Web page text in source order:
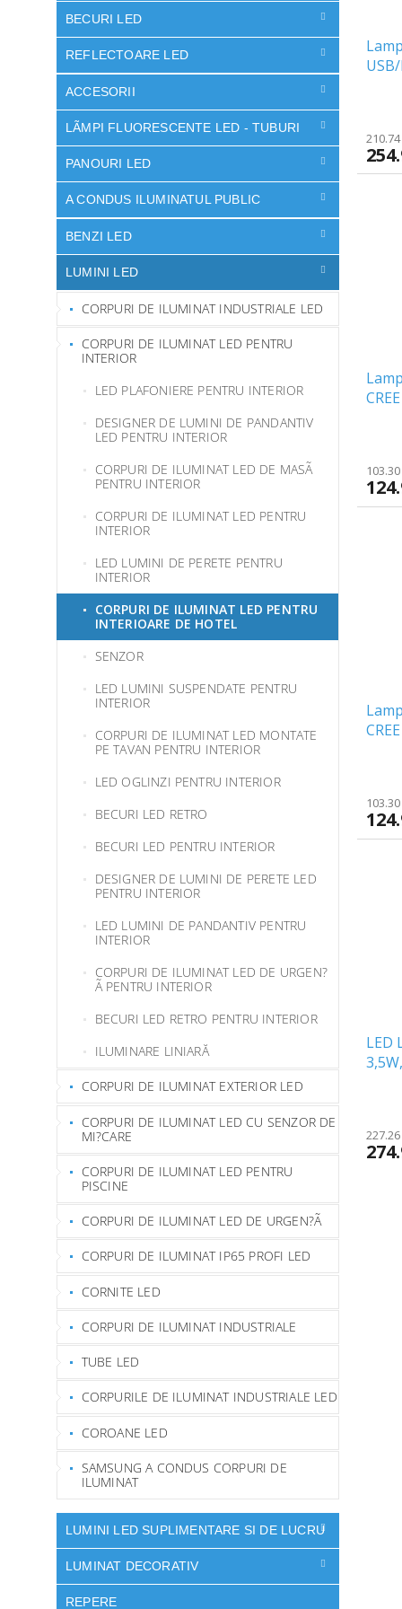
BECURI LED
REFLECTOARE LED
ACCESORII
LÃMPI FLUORESCENTE LED - TUBURI
PANOURI LED
A CONDUS ILUMINATUL PUBLIC
BENZI LED
LUMINI LED
CORPURI DE ILUMINAT INDUSTRIALE LED
CORPURI DE ILUMINAT LED PENTRU
INTERIOR
LED PLAFONIERE PENTRU INTERIOR
DESIGNER DE LUMINI DE PANDANTIV
LED PENTRU INTERIOR
CORPURI DE ILUMINAT LED DE MASÃ
PENTRU INTERIOR
CORPURI DE ILUMINAT LED PENTRU
INTERIOR
LED LUMINI DE PERETE PENTRU
INTERIOR
CORPURI DE ILUMINAT LED PENTRU
INTERIOARE DE HOTEL
SENZOR
LED LUMINI SUSPENDATE PENTRU
INTERIOR
CORPURI DE ILUMINAT LED MONTATE
PE TAVAN PENTRU INTERIOR
LED OGLINZI PENTRU INTERIOR
BECURI LED RETRO
BECURI LED PENTRU INTERIOR
DESIGNER DE LUMINI DE PERETE LED
PENTRU INTERIOR
LED LUMINI DE PANDANTIV PENTRU
INTERIOR
CORPURI DE ILUMINAT LED DE URGEN?
Ã PENTRU INTERIOR
BECURI LED RETRO PENTRU INTERIOR
ILUMINARE LINIARĂ
CORPURI DE ILUMINAT EXTERIOR LED
CORPURI DE ILUMINAT LED CU SENZOR DE
MI?CARE
CORPURI DE ILUMINAT LED PENTRU
PISCINE
CORPURI DE ILUMINAT LED DE URGEN?Ã
CORPURI DE ILUMINAT IP65 PROFI LED
CORNITE LED
CORPURI DE ILUMINAT INDUSTRIALE
TUBE LED
CORPURILE DE ILUMINAT INDUSTRIALE LED
COROANE LED
SAMSUNG A CONDUS CORPURI DE
ILUMINAT
LUMINI LED SUPLIMENTARE SI DE LUCRU
LUMINAT DECORATIV
REPERE
LED